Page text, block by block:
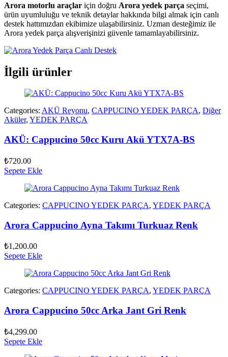
Arora motorlu araçlar için doğru Arora yedek parça seçimi,
ürün uyumluluğu ve teknik detaylar hakkında bilgi almak için canlı
destek hattımızdan ekibimize ulaşabilirsiniz. Uzman desteğimiz ile
Arora yedek parça alışverişinizi güvenle tamamlayabilirsiniz.
İlgili ürünler
Categories: AKÜ Reyonu, CAPPUCINO YEDEK PARÇA, Diğer
Aküler, YEDEK PARÇA
AKÜ: Cappucino 50cc Kuru Akü YTX7A-BS
₺720.00
Sepete Ekle
Categories: CAPPUCINO YEDEK PARÇA, YEDEK PARÇA
Arora Cappucino Ayna Takımı Turkuaz Renk
₺1,200.00
Sepete Ekle
Categories: CAPPUCINO YEDEK PARÇA, YEDEK PARÇA
Arora Cappucino 50cc Arka Jant Gri Renk
₺4,299.00
Sepete Ekle